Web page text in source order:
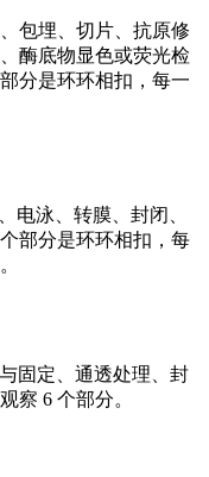
包埋、切片、抗原修
酶底物显色或荧光检
分是环环相扣，每一
电泳、转膜、封闭、
部分是环环相扣，每
固定、通透处理、封
察 6 个部分。